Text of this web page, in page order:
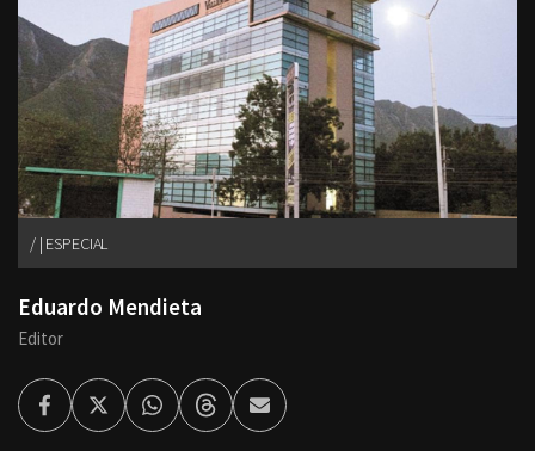
| ESPECIAL
Eduardo Mendieta
Editor
FacebookTwitterWhatsappThreadsEnviar
por